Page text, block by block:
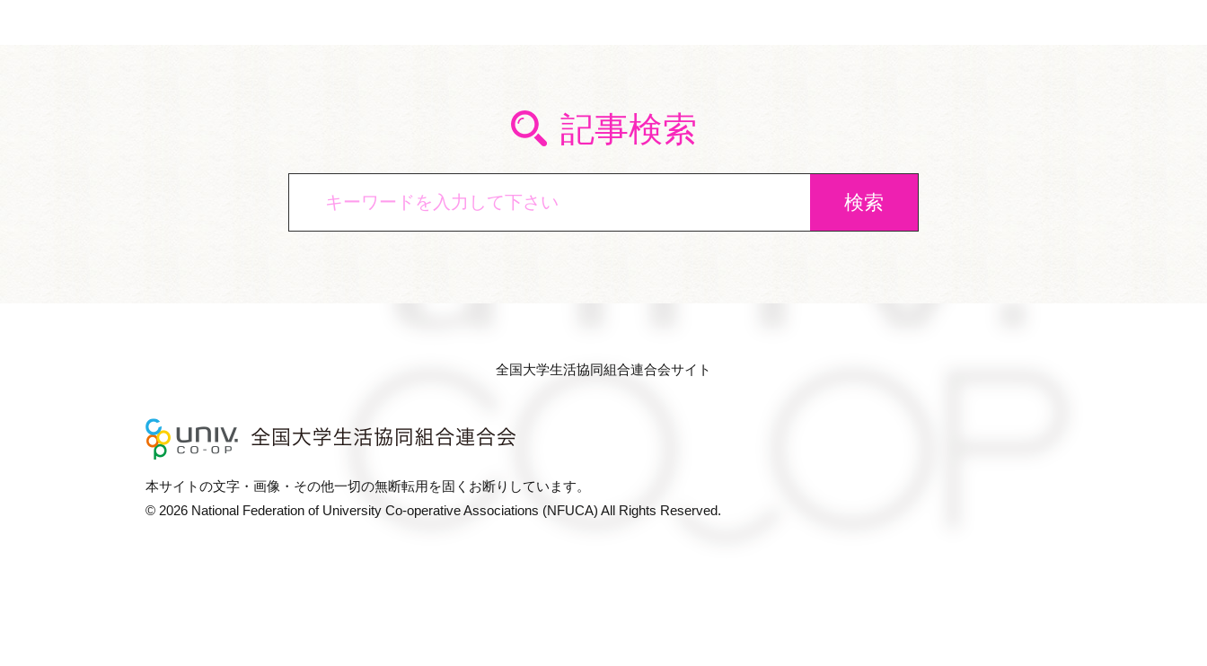
記事検索
全国大学生活協同組合連合会サイト
本サイトの文字・画像・その他一切の無断転用を固くお断りしています。
© 2026 National Federation of University Co-operative Associations (NFUCA) All Rights Reserved.